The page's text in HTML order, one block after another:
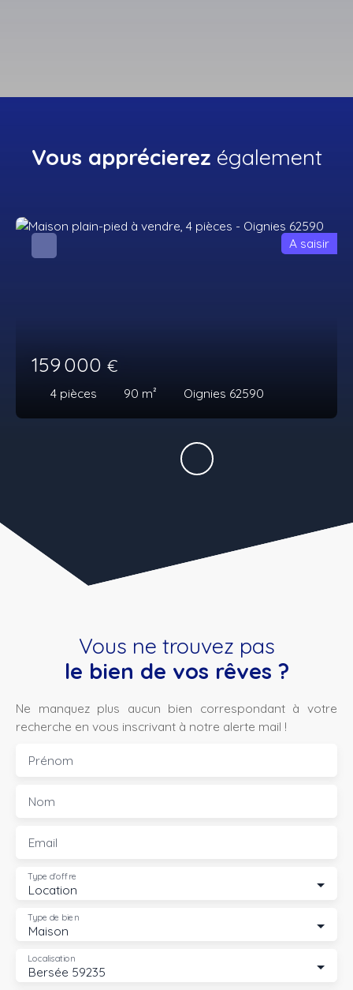
Vous apprécierez également
159 000 €
4 pièces 90 m² Oignies 62590
A saisir
Vous ne trouvez pas
le bien de vos rêves ?
Ne manquez plus aucun bien correspondant à votre
recherche en vous inscrivant à notre alerte mail !
Prénom
Nom
Email
Location
Type d'offre
Maison
Type de bien
Bersée 59235
Localisation